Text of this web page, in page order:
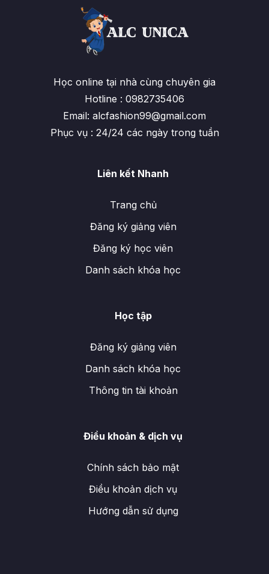
Học online tại nhà cùng chuyên gia
Hotline : 0982735406
Email: alcfashion99@gmail.com
Phục vụ : 24/24 các ngày trong tuần
Liên kết Nhanh
Trang chủ
Đăng ký giảng viên
Đăng ký học viên
Danh sách khóa học
Học tập
Đăng ký giảng viên
Danh sách khóa học
Thông tin tài khoản
Điều khoản & dịch vụ
Chính sách bảo mật
Điều khoản dịch vụ
Hướng dẫn sử dụng